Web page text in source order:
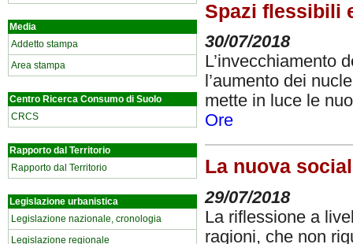
Media
Addetto stampa
Area stampa
Centro Ricerca Consumo di Suolo
CRCS
Rapporto dal Territorio
Rapporto dal Territorio
Legislazione urbanistica
Legislazione nazionale, cronologia
Legislazione regionale
Spazi flessibili
30/07/2018
L’invecchiamento
l’aumento dei
mette in luce le
Ore
La nuova
29/07/2018
La riflessione a
ragioni, che non